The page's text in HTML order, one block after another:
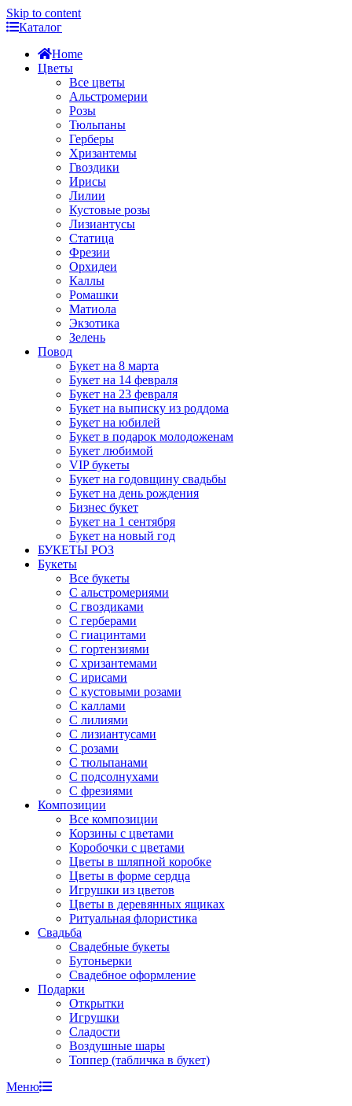
Skip to content
Каталог
Home
Цветы
Все цветы
Альстромерии
Розы
Тюльпаны
Герберы
Хризантемы
Гвоздики
Ирисы
Лилии
Кустовые розы
Лизиантусы
Статица
Фрезии
Орхидеи
Каллы
Ромашки
Матиола
Экзотика
Зелень
Повод
Букет на 8 марта
Букет на 14 февраля
Букет на 23 февраля
Букет на выписку из роддома
Букет на юбилей
Букет в подарок молодоженам
Букет любимой
VIP букеты
Букет на годовщину свадьбы
Букет на день рождения
Бизнес букет
Букет на 1 сентября
Букет на новый год
БУКЕТЫ РОЗ
Букеты
Все букеты
С альстромериями
С гвоздиками
С герберами
С гиацинтами
С гортензиями
С хризантемами
С ирисами
С кустовыми розами
С каллами
С лилиями
С лизиантусами
С розами
С тюльпанами
С подсолнухами
С фрезиями
Композиции
Все композиции
Корзины с цветами
Коробочки с цветами
Цветы в шляпной коробке
Цветы в форме сердца
Игрушки из цветов
Цветы в деревянных ящиках
Ритуальная флористика
Свадьба
Свадебные букеты
Бутоньерки
Свадебное оформление
Подарки
Открытки
Игрушки
Сладости
Воздушные шары
Топпер (табличка в букет)
Меню